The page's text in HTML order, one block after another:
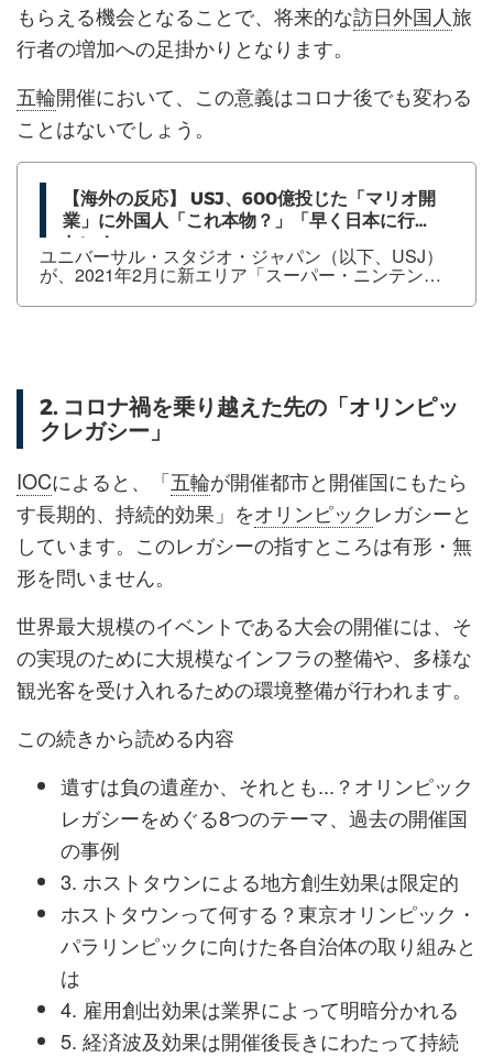
もらえる機会となることで、将来的な訪日外国人旅
行者の増加への足掛かりとなります。
五輪開催において、この意義はコロナ後でも変わる
ことはないでしょう。
【海外の反応】 USJ、600億投じた「マリオ開
業」に外国人「これ本物？」「早く日本に行き
たい！」
ユニバーサル・スタジオ・ジャパン（以下、USJ）
が、2021年2月に新エリア「スーパー・ニンテンド
この新しいエリアは任天堂のゲームの世界観をモチ
ド」の概要に触れながら、海外での任天堂ゲームの
人気について、またUSJで実施されているインバウ
ンド対策やコロナ対策につい...
2. コロナ禍を乗り越えた先の「オリンピッ
クレガシー」
IOCによると、「五輪が開催都市と開催国にもたら
す長期的、持続的効果」をオリンピックレガシーと
しています。このレガシーの指すところは有形・無
形を問いません。
世界最大規模のイベントである大会の開催には、そ
の実現のために大規模なインフラの整備や、多様な
観光客を受け入れるための環境整備が行われます。
この続きから読める内容
遺すは負の遺産か、それとも...？オリンピック
レガシーをめぐる8つのテーマ、過去の開催国
の事例
3. ホストタウンによる地方創生効果は限定的
ホストタウンって何する？東京オリンピック・
パラリンピックに向けた各自治体の取り組みと
は
4. 雇用創出効果は業界によって明暗分かれる
5. 経済波及効果は開催後長きにわたって持続